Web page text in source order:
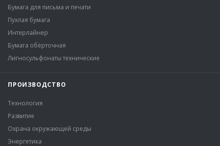
Бумага для письма и печати
Пухлая бумага
Интерлайнер
Бумага обёрточная
Лигносульфонаты технические
ПРОИЗВОДСТВО
Технология
Развитие
Охрана окружающей среды
Энергетика